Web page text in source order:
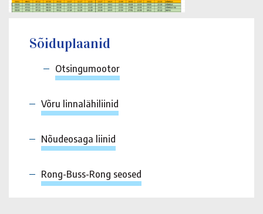
Sõiduplaanid
Otsingumootor
Võru linnalähiliinid
Nõudeosaga liinid
Rong-Buss-Rong seosed